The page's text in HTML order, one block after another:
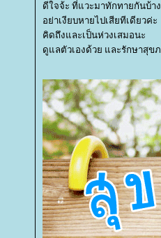
ดีใจจ้ะ ที่แวะมาทักทายกันบ้าง
อย่าเงียบหายไปเสียทีเดียวค่ะ
คิดถึงและเป็นห่วงเสมอนะ
ดูแลตัวเองด้วย และรักษาสุข